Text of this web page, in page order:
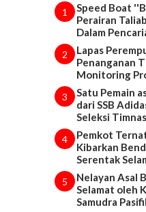
1
Speed Boat
Perairan
Dalam
2
Lapas
Penanganan
Monitoring
3
Satu Pemain
dari SSB
Seleksi
4
Pemkot
Kibarkan
Serentak
5
Nelayan Asal
Selamat oleh
Samudra